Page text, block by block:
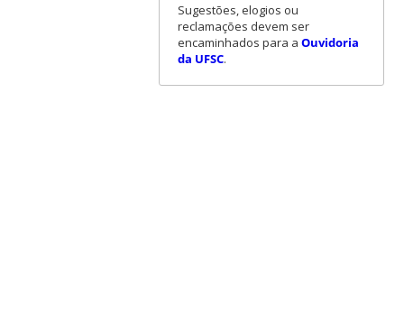
Sugestões, elogios ou
reclamações devem ser
encaminhados para a Ouvidoria
da UFSC.